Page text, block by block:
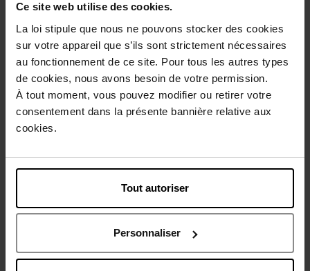
Ce site web utilise des cookies.
La loi stipule que nous ne pouvons stocker des cookies
sur votre appareil que s’ils sont strictement nécessaires
au fonctionnement de ce site. Pour tous les autres types
de cookies, nous avons besoin de votre permission.
À tout moment, vous pouvez modifier ou retirer votre
consentement dans la présente bannière relative aux
cookies.
Tout autoriser
Personnaliser
130,50 € Ajouter 86,50 €
JEAN PAUL GAULTIER
PARFUM
NARCISO RODRIGUEZ
Parfum Intense
Eau de parfum